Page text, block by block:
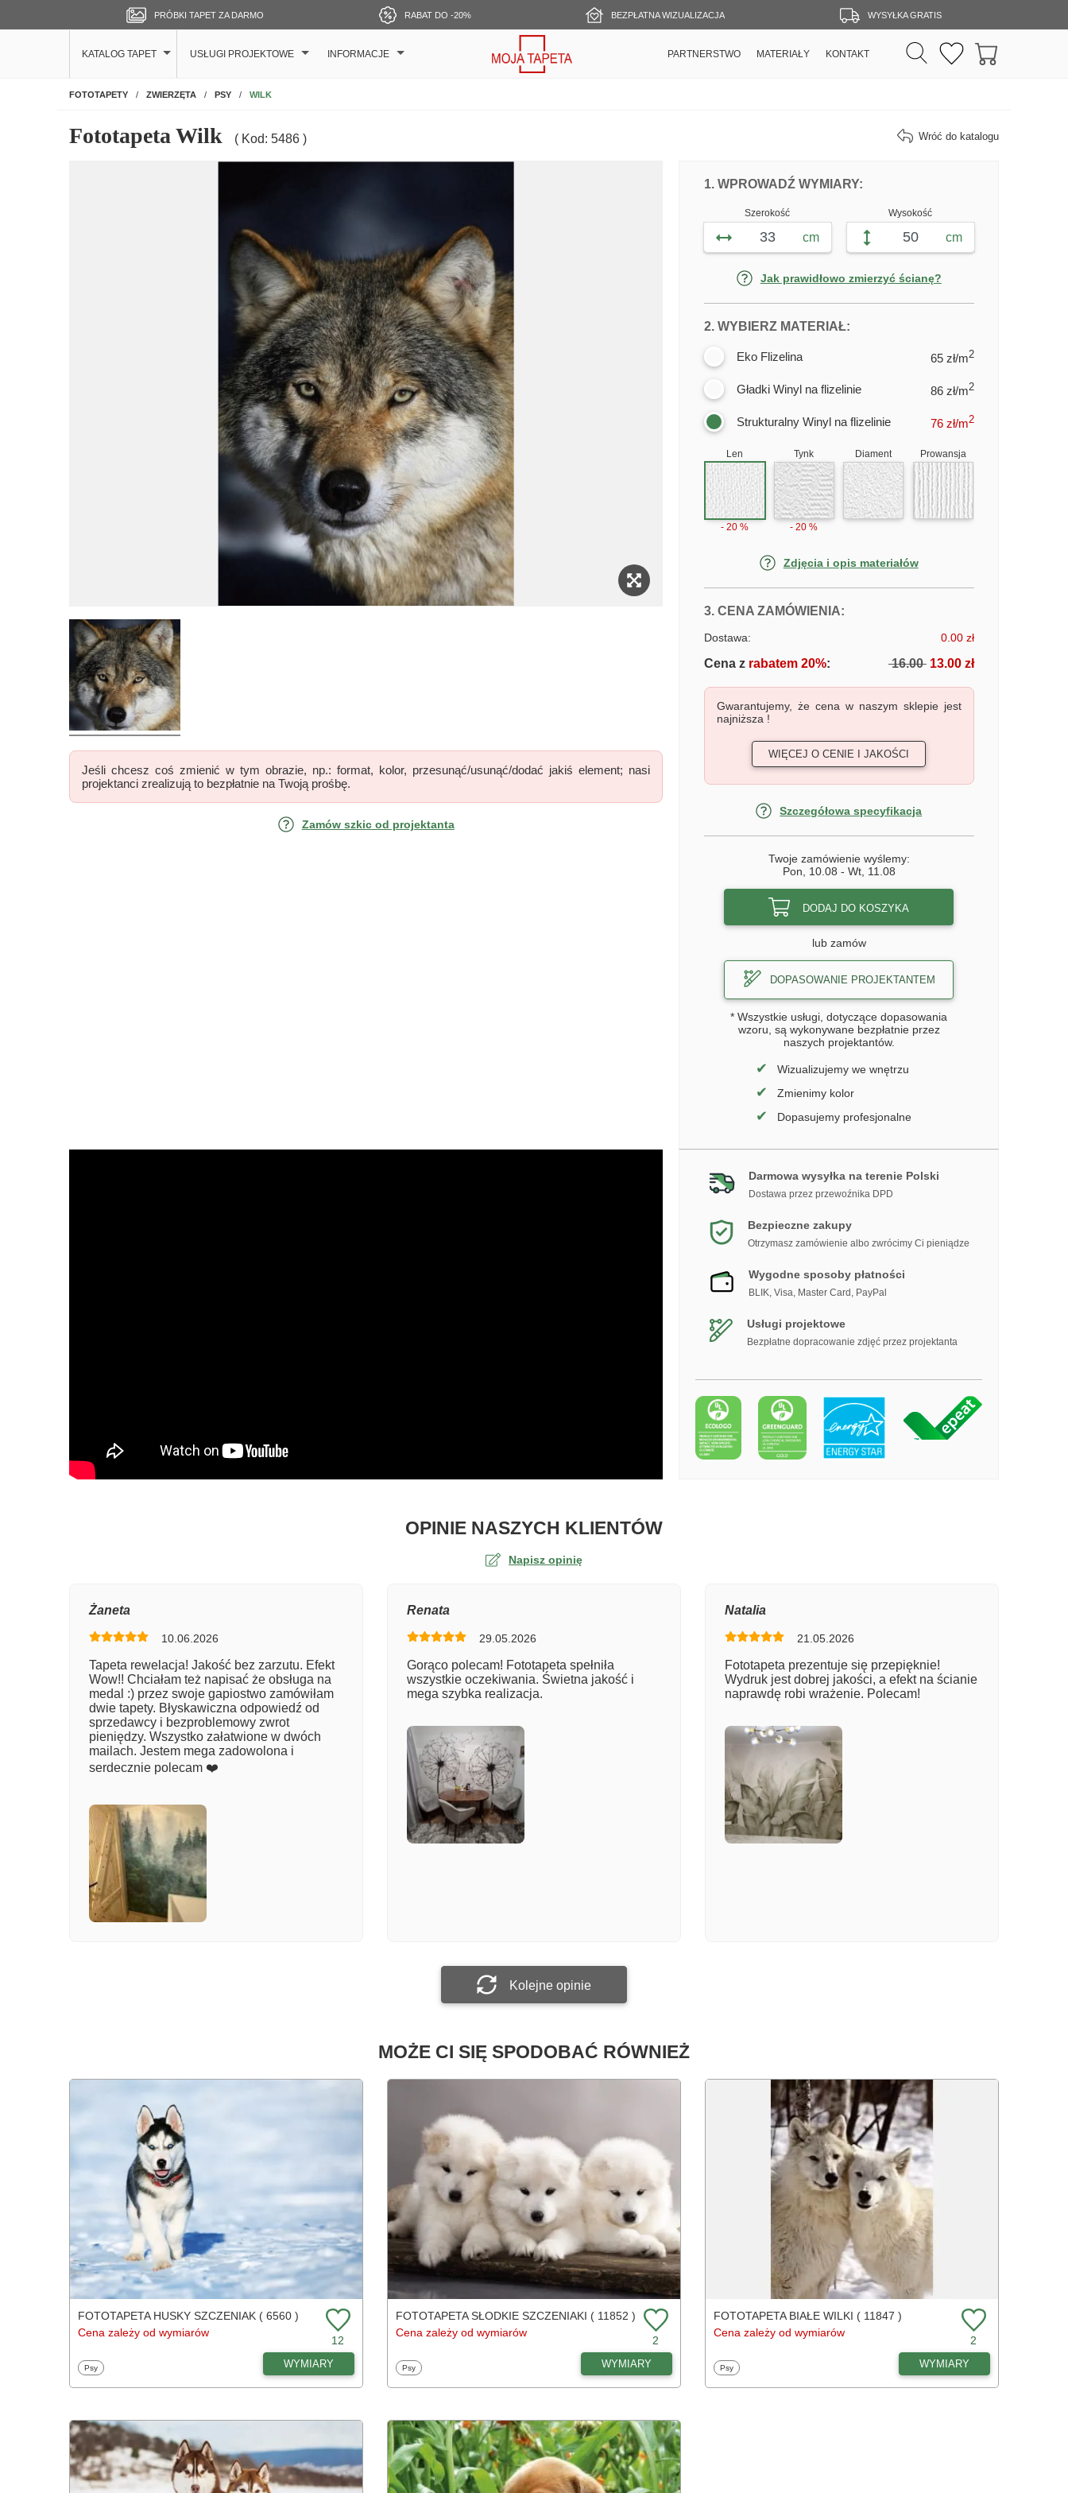
PRÓBKI TAPET ZA DARMO RABAT DO -20% BEZPŁATNA WIZUALIZACJA WYSYŁKA GRATIS
KATALOG TAPET USŁUGI PROJEKTOWE INFORMACJE PARTNERSTWO MATERIAŁY KONTAKT
FOTOTAPETYNA ŚCIANĘ
ZWIERZĘTA PSY WILK
Fototapeta Wilk ( Kod: 5486 ) Wróć do katalogu
Jeśli chcesz coś zmienić w tym obrazie, np.: format, kolor, przesunąć/usunąć/dodać jakiś element; nasi
projektanci zrealizują to bezpłatnie na Twoją prośbę.
Zamów szkic od projektanta
DOPASUJ FOTOTAPETĘ WILK
1. WPROWADŹ WYMIARY:FOTOTAPETY WILK
Szerokość
cm
Wysokość
cm
Jak prawidłowo zmierzyć ścianę?
2. WYBIERZ MATERIAŁ:DLA FOTOTAPETY WILK
Eko Flizelina 65 zł/m2
Gładki Winyl na flizelinie 86 zł/m2
Strukturalny Winyl na flizelinie 76zł/m2
Len
- 20 %
Tynk
- 20 %
Diament Prowansja
Zdjęcia i opis materiałów
3. CENA ZAMÓWIENIA:FOTOTAPETY WILK
Dostawa: 0.00 zł
Cena zrabatem 20%: 16.0013.00 zł
Gwarantujemy, że cena w naszym sklepie jest
najniższa !
WIĘCEJ O CENIE I JAKOŚCI
Szczegółowa specyfikacja
Twoje zamówienie wyślemy:
Pon, 10.08 - Wt, 11.08
DODAJ DO KOSZYKA
lub zamów
DOPASOWANIE PROJEKTANTEM
* Wszystkie usługi, dotyczące dopasowania
wzoru, są wykonywane bezpłatnie przez
naszych projektantów.
✔ Wizualizujemy we wnętrzu
✔ Zmienimy kolor
✔ Dopasujemy profesjonalne
Darmowa wysyłka na terenie Polski
Dostawa przez przewoźnika DPD
Bezpieczne zakupy
Otrzymasz zamówienie albo zwrócimy Ci pieniądze
Wygodne sposoby płatności
BLIK, Visa, Master Card, PayPal
Usługi projektowe
Bezpłatne dopracowanie zdjęć przez projektanta
OPINIE NASZYCH KLIENTÓWO TAPECIE WILK
Napisz opinię
Numer zamówienia
Załącz zdjęcie
Żaneta
10.06.2026
Tapeta rewelacja! Jakość bez zarzutu. Efekt
Wow!! Chciałam też napisać że obsługa na
medal :) przez swoje gapiostwo zamówiłam
dwie tapety. Błyskawiczna odpowiedź od
sprzedawcy i bezproblemowy zwrot
pieniędzy. Wszystko załatwione w dwóch
mailach. Jestem mega zadowolona i
serdecznie polecam ❤️
Renata
29.05.2026
Gorąco polecam! Fototapeta spełniła
wszystkie oczekiwania. Świetna jakość i
mega szybka realizacja.
Natalia
21.05.2026
Fototapeta prezentuje się przepięknie!
Wydruk jest dobrej jakości, a efekt na ścianie
naprawdę robi wrażenie. Polecam!
Kolejne opinie
MOŻE CI SIĘ SPODOBAĆ RÓWNIEŻ
FOTOTAPETA HUSKY SZCZENIAK ( 6560 )
Cena zależy od wymiarów
12
Fototapety
Psy WYMIARY
FOTOTAPETA SŁODKIE SZCZENIAKI ( 11852 )
Cena zależy od wymiarów
2
Fototapety
Psy WYMIARY
FOTOTAPETA BIAŁE WILKI ( 11847 )
Cena zależy od wymiarów
2
Fototapety
Psy WYMIARY